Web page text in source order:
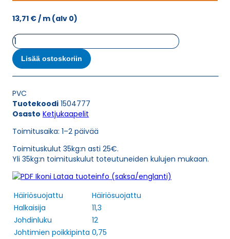
13,71 €/ m (alv 0)
Ketjukaapeli
KAWEFLEX
6210
SK-
C-
PVC
UL/CSA
12G0,75
(AWG19)
määrä
Lisää ostoskoriin
PVC
Tuotekoodi 1504777
Osasto Ketjukaapelit
Toimitusaika: 1–2 päivää
Toimituskulut 35kg:n asti 25€.
Yli 35kg:n toimituskulut toteutuneiden kulujen mukaan.
Lataa tuoteinfo (saksa/englanti)
Häiriösuojattu
Häiriösuojattu
Halkaisija
11,3
Johdinluku
12
Johtimien poikkipinta 0,75